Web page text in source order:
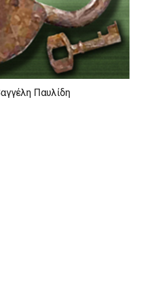
Παυλίδη